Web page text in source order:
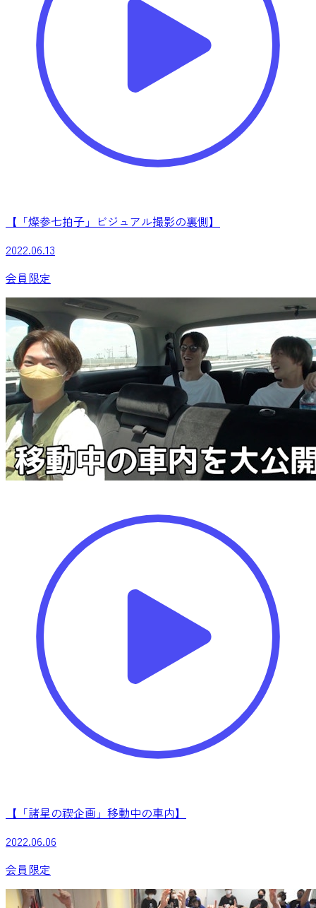
【「燦参七拍子」ビジュアル撮影の裏側】
2022.06.13
会員限定
【「諸星の禊企画」移動中の車内】
2022.06.06
会員限定